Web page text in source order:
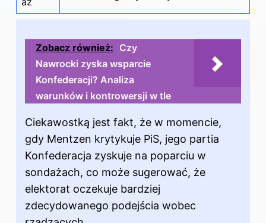
Zobacz również: Czy
Nawrocki zyska wsparcie
Konfederacji? Analiza
warunków i kontrowersji w tle
Ciekawostką jest fakt, że w momencie,
gdy Mentzen krytykuje PiS, jego partia
Konfederacja zyskuje na poparciu w
sondażach, co może sugerować, że
elektorat oczekuje bardziej
zdecydowanego podejścia wobec